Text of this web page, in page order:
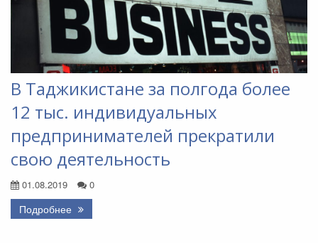
В Таджикистане за полгода более
12 тыс. индивидуальных
предпринимателей прекратили
свою деятельность
01.08.2019 0
Подробнее